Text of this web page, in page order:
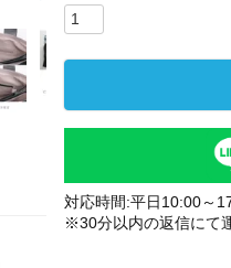
対応時間:平日10:00～
※30分以内の返信にて